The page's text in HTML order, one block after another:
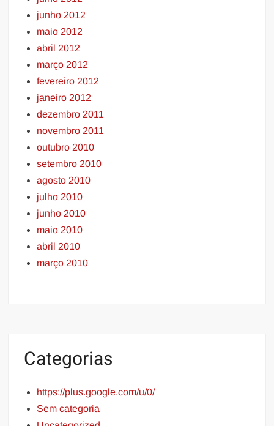
junho 2012
maio 2012
abril 2012
março 2012
fevereiro 2012
janeiro 2012
dezembro 2011
novembro 2011
outubro 2010
setembro 2010
agosto 2010
julho 2010
junho 2010
maio 2010
abril 2010
março 2010
Categorias
https://plus.google.com/u/0/
Sem categoria